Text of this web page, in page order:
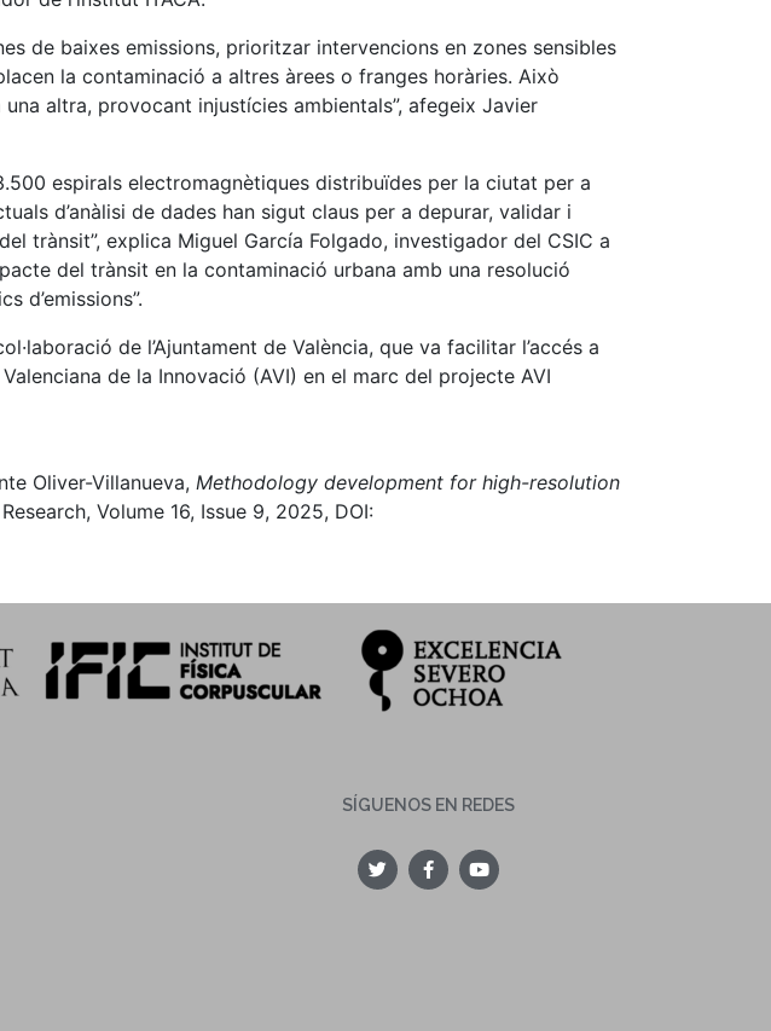
de baixes emissions, prioritzar intervencions en zones sensibles
la contaminació a altres àrees o franges horàries. Això
altra, provocant injustícies ambientals”, afegeix Javier
espirals electromagnètiques distribuïdes per la ciutat per a
d’anàlisi de dades han sigut claus per a depurar, validar i
trànsit”, explica Miguel García Folgado, investigador del CSIC a
del trànsit en la contaminació urbana amb una resolució
d’emissions”.
de l’Ajuntament de València, que va facilitar l’accés a
de la Innovació (AVI) en el marc del projecte AVI
Oliver-Villanueva, Methodology development for high-resolution
Volume 16, Issue 9, 2025, DOI:
SÍGUENOS EN REDES